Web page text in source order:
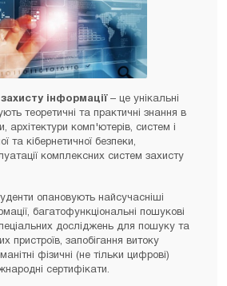
інформації– це унікальні
теоретичні та практичні знання в
архітектури комп'ютерів, систем і
та кібернетичної безпеки,
комплексних систем захисту
опановують найсучасніші
багатофункціональні пошукові
досліджень для пошуку та
пристроїв, запобігання витоку
фізичні (не тільки цифрові)
сертифікати.